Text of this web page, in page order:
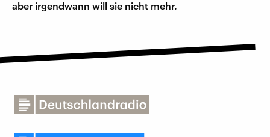
aber irgendwann will sie nicht mehr.